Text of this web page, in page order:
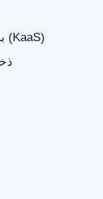
Kubernetes به عنوان یک سرویس (KaaS)